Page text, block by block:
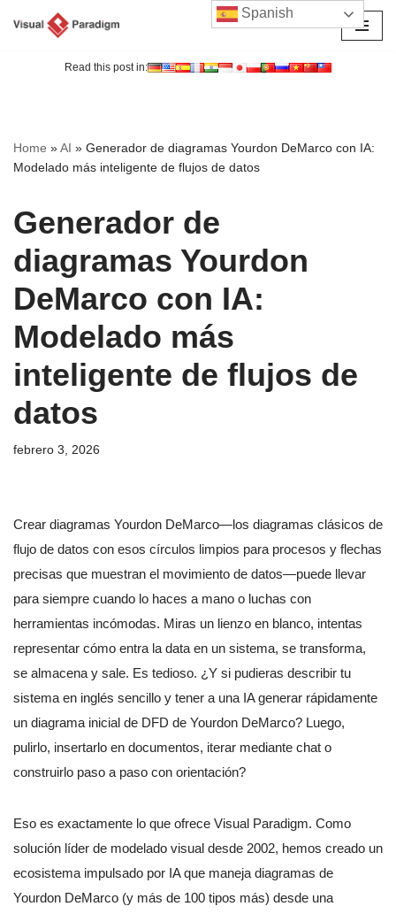
Read this post in:
Home »AI » Generador de diagramas Yourdon DeMarco con IA:
Modelado más inteligente de flujos de datos
Generador de
diagramas Yourdon
DeMarco con IA:
Modelado más
inteligente de flujos de
datos
febrero 3, 2026
Crear diagramas Yourdon DeMarco—los diagramas clásicos de
flujo de datos con esos círculos limpios para procesos y flechas
precisas que muestran el movimiento de datos—puede llevar
para siempre cuando lo haces a mano o luchas con
herramientas incómodas. Miras un lienzo en blanco, intentas
representar cómo entra la data en un sistema, se transforma,
se almacena y sale. Es tedioso. ¿Y si pudieras describir tu
sistema en inglés sencillo y tener a una IA generar rápidamente
un diagrama inicial de DFD de Yourdon DeMarco? Luego,
pulirlo, insertarlo en documentos, iterar mediante chat o
construirlo paso a paso con orientación?
Eso es exactamente lo que ofrece Visual Paradigm. Como
solución líder de modelado visual desde 2002, hemos creado un
ecosistema impulsado por IA que maneja diagramas de
Yourdon DeMarco (y más de 100 tipos más) desde una
Spanish